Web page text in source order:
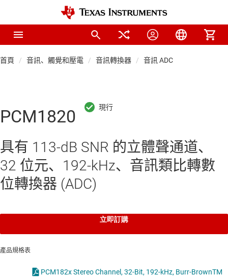
首頁 音訊、觸覺和壓電 音訊轉換器 音訊 ADC
PCM1820
具有 113-dB SNR 的立體聲通道、
32 位元、192-kHz、音訊類比轉數
位轉換器 (ADC)
立即訂購
產品規格表
PCM182x Stereo Channel, 32-Bit, 192-kHz, Burr-BrownTM